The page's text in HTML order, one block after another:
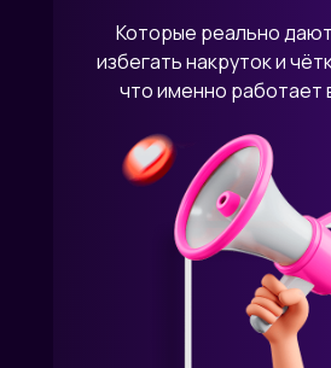
Которые реально
избегать накруток и
что именно работает